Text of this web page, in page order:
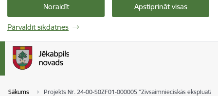
Noraidīt Apstiprināt visas
Pārvaldīt sīkdatnes
Sākums Projekts Nr. 24-00-S0ZF01-000005 "Zivsaimnieciskās